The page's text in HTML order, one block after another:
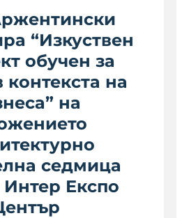
“Изкуствен
обучен за
контекста на
на
седмица
Интер Експо